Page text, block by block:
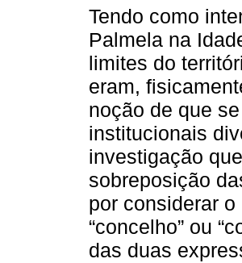
Tendo como
Palmela na
limites do
eram,
noção de que
institucionais
investigação
sobreposição
por considerar
“concelho” ou
das duas